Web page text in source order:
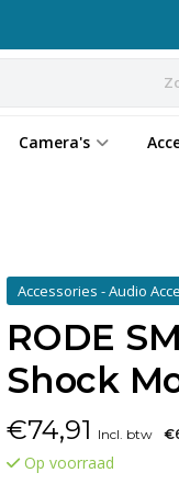
Camera's
Accessories - Audio
RODE
Shock
€74,91 Incl. btw
Op voorraad